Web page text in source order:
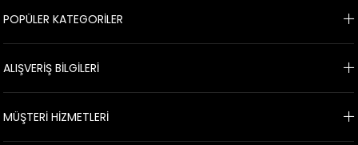
POPÜLER KATEGORİLER
ALIŞVERİŞ BİLGİLERİ
MÜŞTERİ HİZMETLERİ